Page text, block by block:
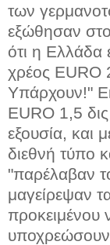
των
εξώθησαν
ότι η Ελλάδα
χρέος EURO
Υπάρχουν!"
EURO 1,5
εξουσία, και
διεθνή τύπο
"παρέλαβαν
μαγείρεψαν
προκειμένου
υποχρεώσουν